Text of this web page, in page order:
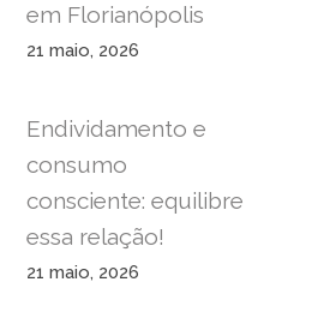
em Florianópolis
21 maio, 2026
Endividamento e
consumo
consciente: equilibre
essa relação!
21 maio, 2026